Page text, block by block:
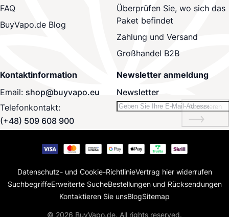
FAQ
BuyVapo.de Blog
Überprüfen Sie, wo sich das
Paket befindet
Zahlung und Versand
Großhandel B2B
Kontaktinformation
Email: shop@buyvapo.eu
Telefonkontakt:
(+48) 509 608 900
Newsletter anmeldung
Newsletter
Abonnieren
Datenschutz- und Cookie-RichtlinieVertrag hier widerrufen
SuchbegriffeErweiterte SucheBestellungen und Rücksendungen
Kontaktieren Sie unsBlogSitemap
© 2026 BuyVapo.de. All rights reserved.